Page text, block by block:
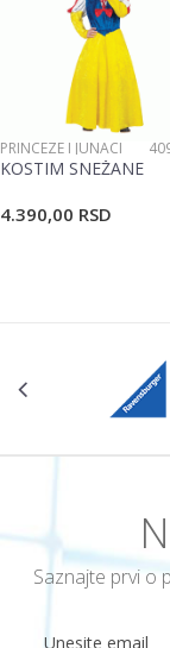
PRINCEZE I JUNACI
KOSTIM SNEŽANE
4.390,00 RSD
Saznajte prvi o